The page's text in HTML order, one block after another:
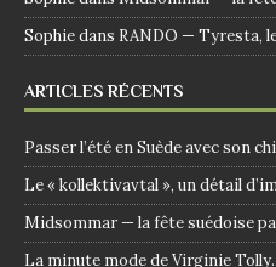
Sophiedans RANDO — Tyresta,
ARTICLES RÉCENTS
Passer l’été en Suède avec son
Le « kollektivavtal », un détail
Midsommar — la fête suédoise
La minute mode de Virginie